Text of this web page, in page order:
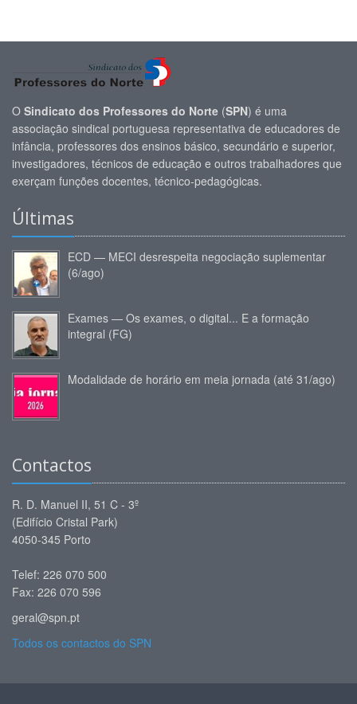
O Sindicato dos Professores do Norte (SPN) é uma
associação sindical portuguesa representativa de educadores de
infância, professores dos ensinos básico, secundário e superior,
investigadores, técnicos de educação e outros trabalhadores que
exerçam funções docentes, técnico-pedagógicas.
Últimas
ECD — MECI desrespeita negociação suplementar
(6/ago)
Exames — Os exames, o digital... E a formação
integral (FG)
Modalidade de horário em meia jornada (até 31/ago)
Contactos
R. D. Manuel II, 51 C - 3º
(Edifício Cristal Park)
4050-345 Porto
Telef: 226 070 500
Fax: 226 070 596
geral@spn.pt
Todos os contactos do SPN